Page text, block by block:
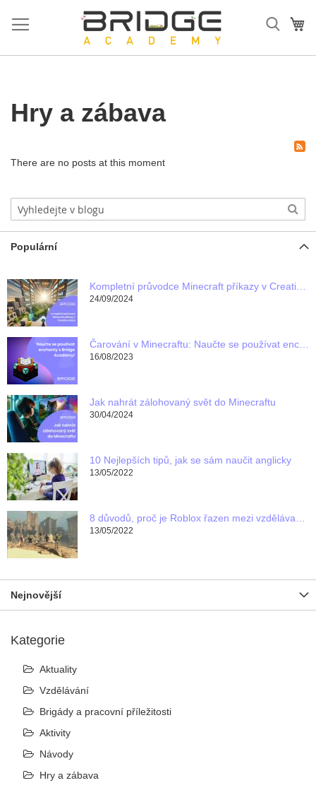
na
Hry a zábava
There are no posts at this moment
Populární
Kompletní průvodce Minecraft příkazy v Creative módu
24/09/2024
Čarování v Minecraftu: Naučte se používat enchanty s Bridge Academy!
16/08/2023
Jak nahrát zálohovaný svět do Minecraftu
30/04/2024
10 Nejlepších tipů, jak se sám naučit anglicky
13/05/2022
8 důvodů, proč je Roblox řazen mezi vzdělávací programy pro děti
13/05/2022
Nejnovější
Kategorie
Aktuality
Vzdělávání
Brigády a pracovní příležitosti
Aktivity
Návody
Hry a zábava